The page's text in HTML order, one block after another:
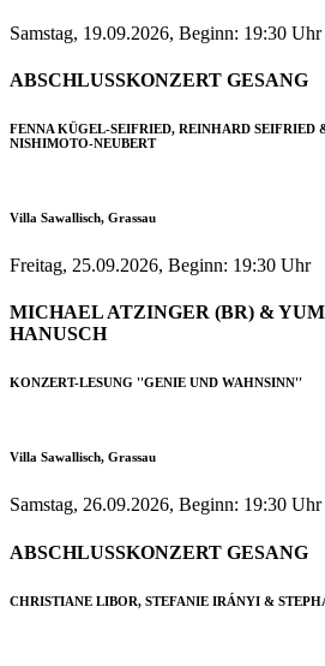
Samstag, 19.09.2026, Beginn: 19:30 Uhr
ABSCHLUSSKONZERT GESANG
FENNA KÜGEL-SEIFRIED, REINHARD SEIFRIED
NISHIMOTO-NEUBERT
Villa Sawallisch, Grassau
Freitag, 25.09.2026, Beginn: 19:30 Uhr
MICHAEL ATZINGER (BR) &
HANUSCH
KONZERT-LESUNG ''GENIE UND WAHNSINN''
Villa Sawallisch, Grassau
Samstag, 26.09.2026, Beginn: 19:30 Uhr
ABSCHLUSSKONZERT GESANG
CHRISTIANE LIBOR, STEFANIE IRÁNYI &